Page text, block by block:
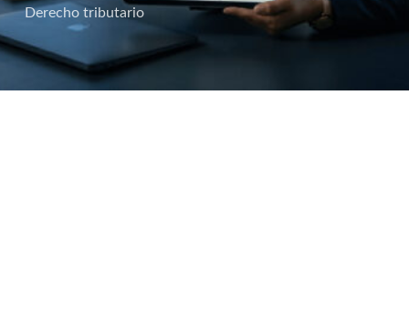
Derecho tributario